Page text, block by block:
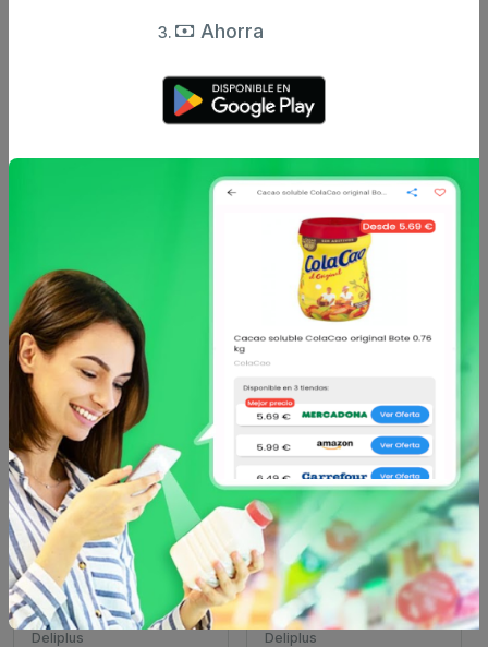
Corrector mate stick
deliplus 100 beige
rosado
desde4.25 €
Deliplus
Maquillaje fluido long
lasting deliplus mate
desde
Deliplus Deliplus
Ahorra